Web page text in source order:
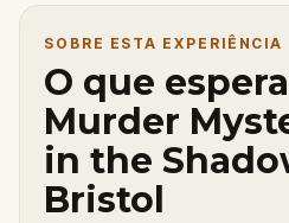
SOBRE ESTA EXPERIÊNCIA
O que
Murder
in the
Bristol